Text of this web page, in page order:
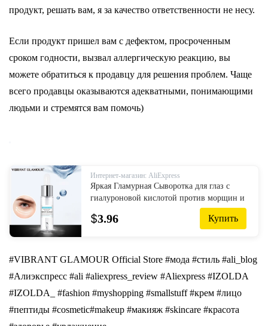
продукт, решать вам, я за качество ответственности не несу.
Если продукт пришел вам с дефектом, просроченным
сроком годности, вызвал аллергическую реакцию, вы
можете обратиться к продавцу для решения проблем. Чаще
всего продавцы оказываются адекватными, понимающими
людьми и стремятся вам помочь)
Интернет-магазин: AliExpress
Яркая Гламурная Сыворотка для глаз с
гиалуроновой кислотой против морщин и
старения, средство для удаления темных
кругов, крем для жирных г...
$3.96 Купить
#VIBRANT GLAMOUR Official Store #мoдa #стиль #ali_blog
#Алиэкспресс #ali #aliexpress_review #Aliexpress #IZOLDA
#IZOLDA_ #fashion #myshopping #smallstuff #крем #лицо
#пептиды #cosmetic#makeup #макияж #skincare #красота